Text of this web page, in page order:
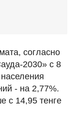
согласно
2030» с 8
- на 2,77%.
с 14,95 тенге